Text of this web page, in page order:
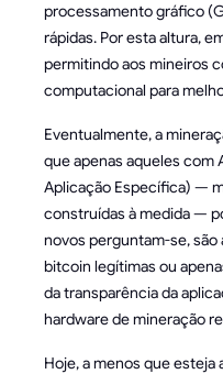
processamento gráfico
rápidas. Por esta altura,
permitindo aos mineiros
computacional para
Eventualmente, a
que apenas aqueles com
Aplicação Específica) —
construídas à medida —
novos perguntam-se,
bitcoin legítimas ou
da transparência da
hardware de mineração
Hoje, a menos que